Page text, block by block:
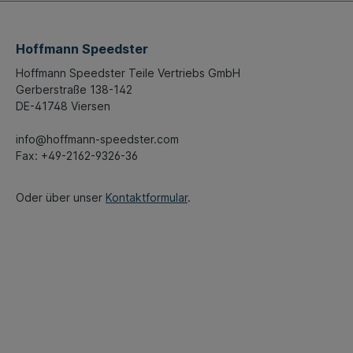
Hoffmann Speedster
Hoffmann Speedster Teile Vertriebs GmbH
Gerberstraße 138-142
DE-41748 Viersen
info@hoffmann-speedster.com
Fax: +49-2162-9326-36
Oder über unser Kontaktformular.